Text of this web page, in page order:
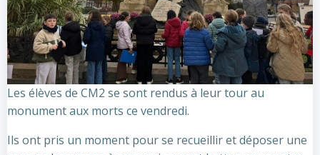
Les élèves de CM2 se sont rendus à leur tour au
monument aux morts ce vendredi.
Ils ont pris un moment pour se recueillir et déposer une